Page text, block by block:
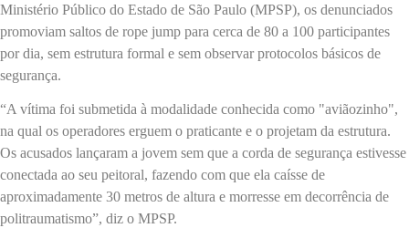
Ministério Público do Estado de São Paulo (MPSP), os denunciados
promoviam saltos de rope jump para cerca de 80 a 100 participantes
por dia, sem estrutura formal e sem observar protocolos básicos de
segurança.
“A vítima foi submetida à modalidade conhecida como "aviãozinho",
na qual os operadores erguem o praticante e o projetam da estrutura.
Os acusados lançaram a jovem sem que a corda de segurança estivesse
conectada ao seu peitoral, fazendo com que ela caísse de
aproximadamente 30 metros de altura e morresse em decorrência de
politraumatismo”, diz o MPSP.